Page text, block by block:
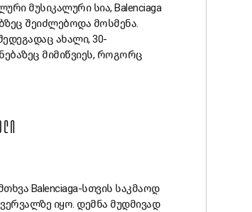
მუსიკალური სია, Balenciaga
შეიძლებოდა მოსმენა.
ახალი, 30-
მიმიწვიეს, როგორც
Balenciaga-სთვის საკმაოდ
იყო. დემნა მუდმივად